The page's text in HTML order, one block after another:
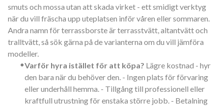
smuts och mossa utan att skada virket - ett smidigt verktyg
när du vill fräscha upp uteplatsen inför våren eller sommaren.
Andra namn för terrassborste är terrasstvätt, altantvätt och
tralltvätt, så sök gärna på de varianterna om du vill jämföra
modeller.
•Varför hyra istället för att köpa? Lägre kostnad - hyr
den bara när du behöver den. - Ingen plats för förvaring
eller underhåll hemma. - Tillgång till professionell eller
kraftfull utrustning för enstaka större jobb. - Betalning